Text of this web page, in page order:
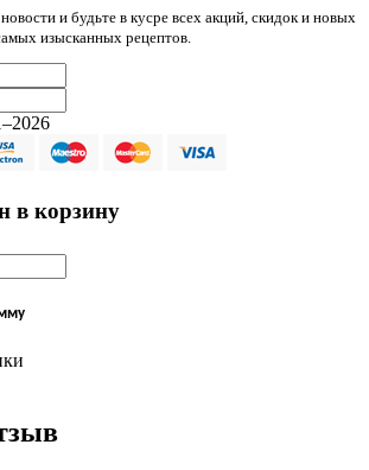
и будьте в кусре всех акций, скидок и новых
изысканных рецептов.
в корзину